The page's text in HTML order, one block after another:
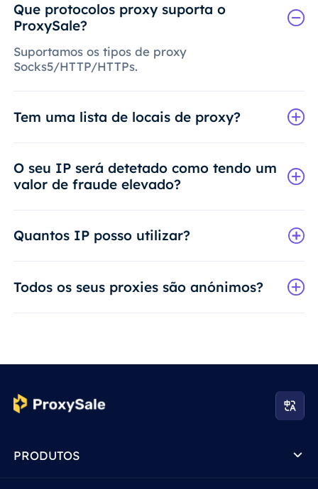
Que protocolos proxy suporta o
ProxySale?
Suportamos os tipos de proxy
Socks5/HTTP/HTTPs.
Tem uma lista de locais de proxy?
O seu IP será detetado como tendo um
valor de fraude elevado?
Quantos IP posso utilizar?
Todos os seus proxies são anónimos?
PRODUTOS